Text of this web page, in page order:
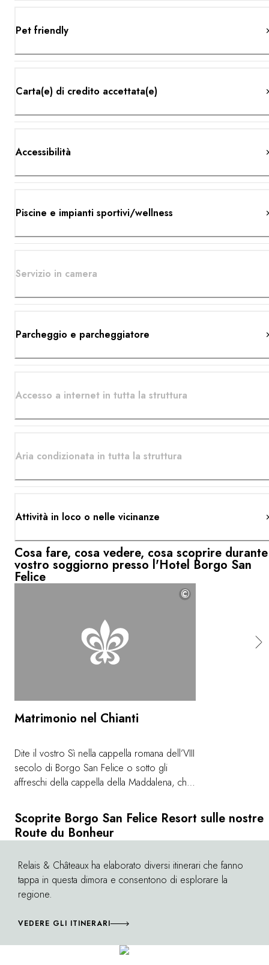
Pet friendly
Carta(e) di credito accettata(e)
Accessibilità
Piscine e impianti sportivi/wellness
Servizio in camera
Parcheggio e parcheggiatore
Accesso a internet in tutta la struttura
Aria condizionata in tutta la struttura
Attività in loco o nelle vicinanze
Scoprite Borgo San Felice Resort sulle nostre
Route du Bonheur
©
Relais & Châteaux ha elaborato diversi itinerari che fanno
tappa in questa dimora e consentono di esplorare la
regione.
VEDERE GLI ITINERARI
Cosa fare, cosa vedere, cosa scoprire
vostro soggiorno presso l'Hotel Borgo San
Felice
©
Matrimonio nel Chianti
Dite il vostro Sì nella cappella romana dell’VIII
secolo di Borgo San Felice o sotto gli
affreschi della cappella della Maddalena, che
stradine acciottolate, l’antica scuola, il frantoio,
... tutto evoca la bellezza della Toscana. Lo
Chef crea menù su misura, il personale si
prenotare in esclusiva l’intero borgo per
ospitare amici e parenti. Tra vigne e dolci
colline, il giorno più bello della vostra vita